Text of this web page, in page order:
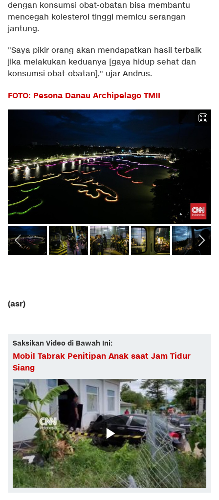
dengan konsumsi obat-obatan bisa membantu
mencegah kolesterol tinggi memicu serangan
jantung.
"Saya pikir orang akan mendapatkan hasil terbaik
jika melakukan keduanya [gaya hidup sehat dan
konsumsi obat-obatan]," ujar Andrus.
FOTO: Pesona Danau Archipelago TMII
(asr)
Saksikan Video di Bawah Ini:
Mobil Tabrak Penitipan Anak saat Jam Tidur
Siang